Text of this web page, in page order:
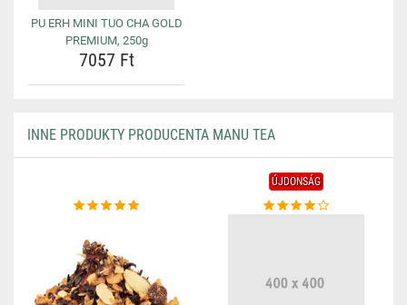
PU ERH MINI TUO CHA GOLD
PREMIUM, 250g
7057 Ft
INNE PRODUKTY PRODUCENTA MANU TEA
ÚJDONSÁG